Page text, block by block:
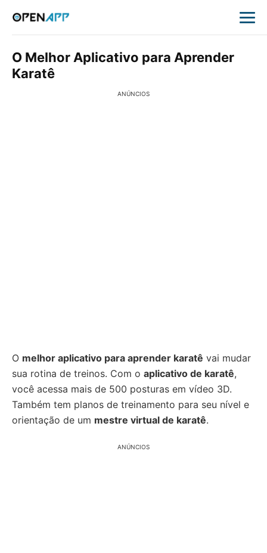
O Melhor Aplicativo para Aprender
Karatê
ANÚNCIOS
O melhor aplicativo para aprender karatê vai mudar
sua rotina de treinos. Com o aplicativo de karatê,
você acessa mais de 500 posturas em vídeo 3D.
Também tem planos de treinamento para seu nível e
orientação de um mestre virtual de karatê.
ANÚNCIOS